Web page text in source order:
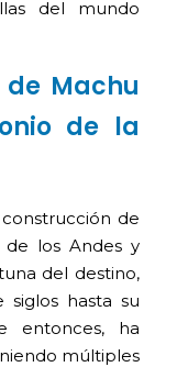
del mundo
Machu
de la
de
de los Andes y
del destino,
hasta su
entonces, ha
múltiples